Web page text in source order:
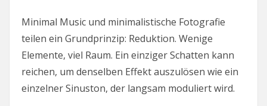
Minimal Music und minimalistische Fotografie
teilen ein Grundprinzip: Reduktion. Wenige
Elemente, viel Raum. Ein einziger Schatten kann
reichen, um denselben Effekt auszulösen wie ein
einzelner Sinuston, der langsam moduliert wird.